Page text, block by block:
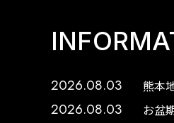
2026.08.03 熊本
2026.08.03 お盆